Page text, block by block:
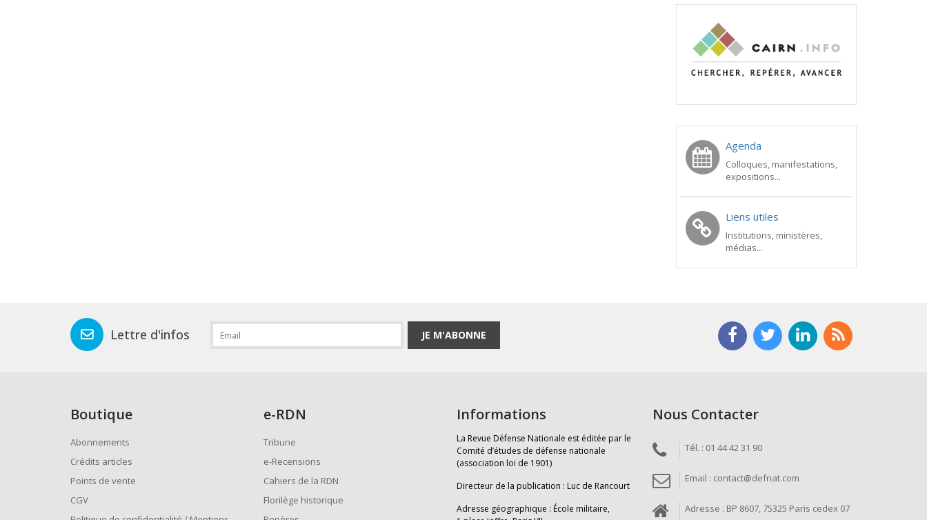
Agenda
Colloques, manifestations,
expositions...
Liens utiles
Institutions, ministères,
médias...
Lettre d'infos JE M'ABONNE
Boutique
Abonnements
Crédits articles
Points de vente
CGV
e-RDN
Tribune
e-Recensions
Cahiers de la RDN
Florilège historique
Informations
La Revue Défense Nationale est éditée par le
Comité d’études de défense nationale
(association loi de 1901)
Directeur de la publication : Luc de Rancourt
Adresse géographique : École militaire,
Nous Contacter
Tél. : 01 44 42 31 90
Email : contact@defnat.com
Adresse : BP 8607, 75325 Paris cedex 07